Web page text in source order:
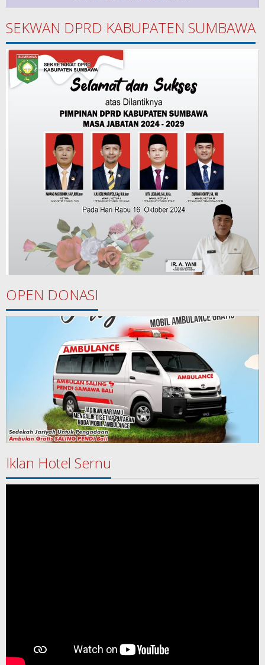
SEKWAN DPRD KABUPATEN SUMBAWA
OPEN DONASI
Iklan Hotel Sernu